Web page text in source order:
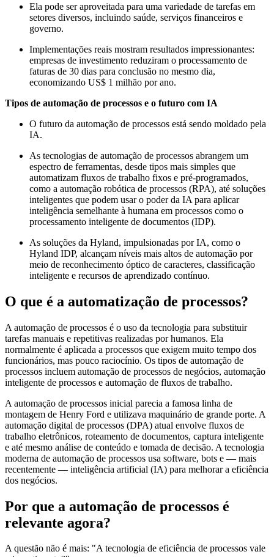
Ela pode ser aproveitada para uma variedade de tarefas em
setores diversos, incluindo saúde, serviços financeiros e
governo.
Implementações reais mostram resultados impressionantes:
empresas de investimento reduziram o processamento de
faturas de 30 dias para conclusão no mesmo dia,
economizando US$ 1 milhão por ano.
Tipos de automação de processos e o futuro com IA
O futuro da automação de processos está sendo moldado pela
IA.
As tecnologias de automação de processos abrangem um
espectro de ferramentas, desde tipos mais simples que
automatizam fluxos de trabalho fixos e pré-programados,
como a automação robótica de processos (RPA), até soluções
inteligentes que podem usar o poder da IA para aplicar
inteligência semelhante à humana em processos como o
processamento inteligente de documentos (IDP).
As soluções da Hyland, impulsionadas por IA, como o
Hyland IDP, alcançam níveis mais altos de automação por
meio de reconhecimento óptico de caracteres, classificação
inteligente e recursos de aprendizado contínuo.
O que é a automatização de processos?
A automação de processos é o uso da tecnologia para substituir
tarefas manuais e repetitivas realizadas por humanos. Ela
normalmente é aplicada a processos que exigem muito tempo dos
funcionários, mas pouco raciocínio. Os tipos de automação de
processos incluem automação de processos de negócios, automação
inteligente de processos e automação de fluxos de trabalho.
A automação de processos inicial parecia a famosa linha de
montagem de Henry Ford e utilizava maquinário de grande porte. A
automação digital de processos (DPA) atual envolve fluxos de
trabalho eletrônicos, roteamento de documentos, captura inteligente
e até mesmo análise de conteúdo e tomada de decisão. A tecnologia
moderna de automação de processos usa software, bots e — mais
recentemente — inteligência artificial (IA) para melhorar a eficiência
dos negócios.
Por que a automação de processos é
relevante agora?
A questão não é mais: "A tecnologia de eficiência de processos vale